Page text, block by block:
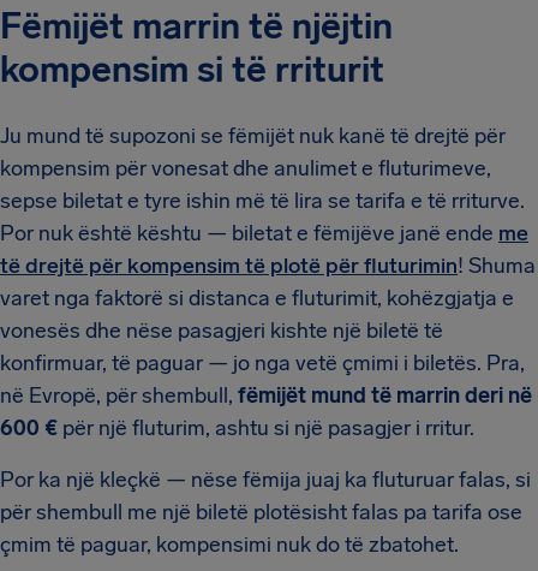
Fëmijët marrin të njëjtin
kompensim si të rriturit
Ju mund të supozoni se fëmijët nuk kanë të drejtë për
kompensim për vonesat dhe anulimet e fluturimeve,
sepse biletat e tyre ishin më të lira se tarifa e të rriturve.
Por nuk është kështu — biletat e fëmijëve janë ende me
të drejtë për kompensim të plotë për fluturimin! Shuma
varet nga faktorë si distanca e fluturimit, kohëzgjatja e
vonesës dhe nëse pasagjeri kishte një biletë të
konfirmuar, të paguar — jo nga vetë çmimi i biletës. Pra,
në Evropë, për shembull, fëmijët mund të marrin deri në
600 € për një fluturim, ashtu si një pasagjer i rritur.
Por ka një kleçkë — nëse fëmija juaj ka fluturuar falas, si
për shembull me një biletë plotësisht falas pa tarifa ose
çmim të paguar, kompensimi nuk do të zbatohet.